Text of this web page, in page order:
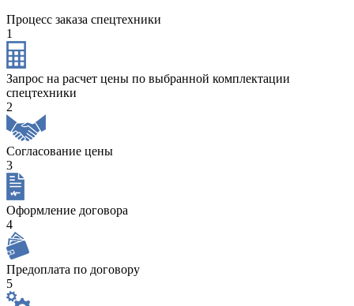
Процесс заказа спецтехники
1
Запрос на расчет цены по выбранной комплектации
спецтехники
2
Согласование цены
3
Оформление договора
4
Предоплата по договору
5